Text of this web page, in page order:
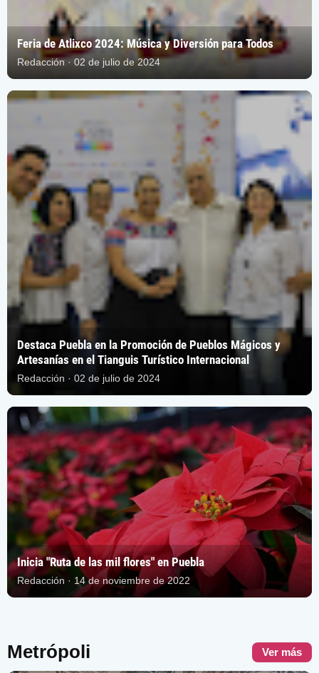
Feria de Atlixco 2024: Música y Diversión para Todos
Redacción · 02 de julio de 2024
Destaca Puebla en la Promoción de Pueblos Mágicos y
Artesanías en el Tianguis Turístico Internacional
Redacción · 02 de julio de 2024
Inicia "Ruta de las mil flores" en Puebla
Redacción · 14 de noviembre de 2022
Metrópoli Ver más